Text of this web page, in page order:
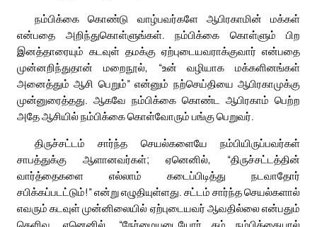
நம்பிக்கை கொண்டு வாழ்பவர்களே ஆபிரகாமின் மக்கள்
என்பதை அறிந்துகொள்ளுங்கள். நம்பிக்கை கொள்ளும் பிற
இனத்தாரையும் கடவுள் தமக்கு ஏற்புடையவராக்குவார் என்பதை
முன்னறிந்துதான் மறைநூல், “உன் வழியாக மக்களினங்கள்
அனைத்தும் ஆசி பெறும்” என்னும் நற்செய்தியை ஆபிரகாமுக்கு
முன்னுரைத்தது. ஆகவே நம்பிக்கை கொண்ட ஆபிரகாம் பெற்ற
அதே ஆசியில் நம்பிக்கை கொள்வோரும் பங்கு பெறுவர்.
திருச்சட்டம் சார்ந்த செயல்களையே நம்பியிருப்பவர்கள்
சாபத்துக்கு ஆளானவர்கள்; ஏனெனில், “திருச்சட்டத்தின்
வார்த்தைகளை எல்லாம் கடைப்பிடித்து நடவாதோர்
சபிக்கப்படட்டும்!” என்று எழுதியுள்ளது. சட்டம் சார்ந்த செயல்களால்
எவரும் கடவுள் முன்னிலையில் ஏற்புடையவர் ஆவதில்லை என்பதும்